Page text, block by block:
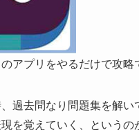
アプリをやるだけで攻略
過去問なり問題集を解
を覚えていく、というの